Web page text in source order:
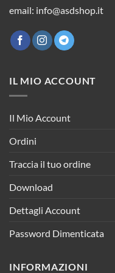
email: info@asdshop.it
IL MIO ACCOUNT
Il Mio Account
Ordini
Traccia il tuo ordine
Download
Dettagli Account
Password Dimenticata
INFORMAZIONI